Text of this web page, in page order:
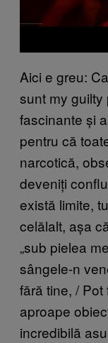
Aici e greu:
sunt my
fascinante și
pentru că
narcotică,
deveniți
există limite,
celălalt, așa
„sub pielea
sângele-n
fără tine, / Pot
aproape
incredibilă